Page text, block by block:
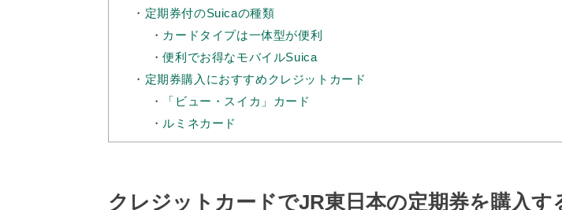
定期券付のSuicaの種類
カードタイプは一体型が便利
便利でお得なモバイルSuica
定期券購入におすすめクレジットカード
「ビュー・スイカ」カード
ルミネカード
クレジットカードでJR東日本の定期券を購入す